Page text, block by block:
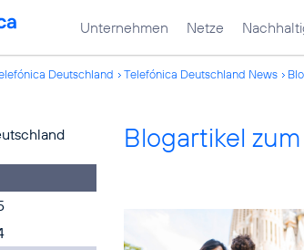
Unternehmen Netze
Deutschland Telefónica Deutschland News
Blogartikel